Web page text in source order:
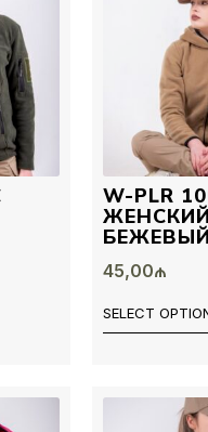
W-PLR
ЖЕНСКИЙ
45,00₼
SELECT